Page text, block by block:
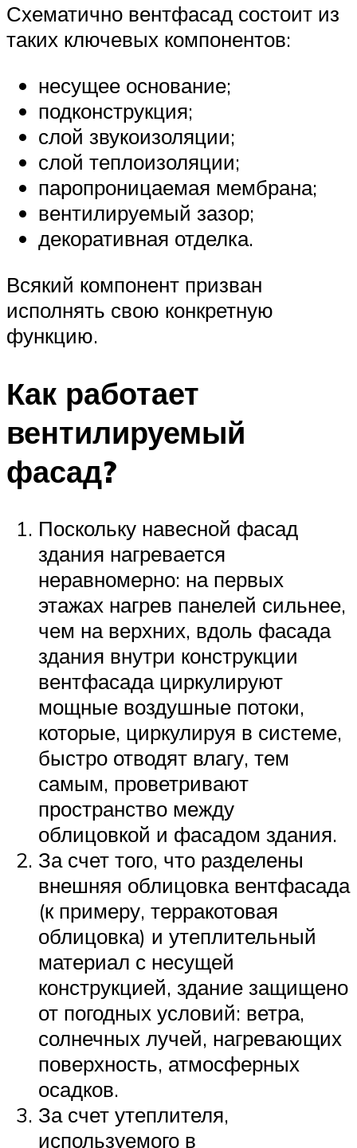
Схематично вентфасад состоит из
таких ключевых компонентов:
несущее основание;
подконструкция;
слой звукоизоляции;
слой теплоизоляции;
паропроницаемая мембрана;
вентилируемый зазор;
декоративная отделка.
Всякий компонент призван
исполнять свою конкретную
функцию.
Как работает
вентилируемый
фасад?
Поскольку навесной фасад
здания нагревается
неравномерно: на первых
этажах нагрев панелей сильнее,
чем на верхних, вдоль фасада
здания внутри конструкции
вентфасада циркулируют
мощные воздушные потоки,
которые, циркулируя в системе,
быстро отводят влагу, тем
самым, проветривают
пространство между
облицовкой и фасадом здания.
За счет того, что разделены
внешняя облицовка вентфасада
(к примеру, терракотовая
облицовка) и утеплительный
материал с несущей
конструкцией, здание защищено
от погодных условий: ветра,
солнечных лучей, нагревающих
поверхность, атмосферных
осадков.
За счет утеплителя,
используемого в